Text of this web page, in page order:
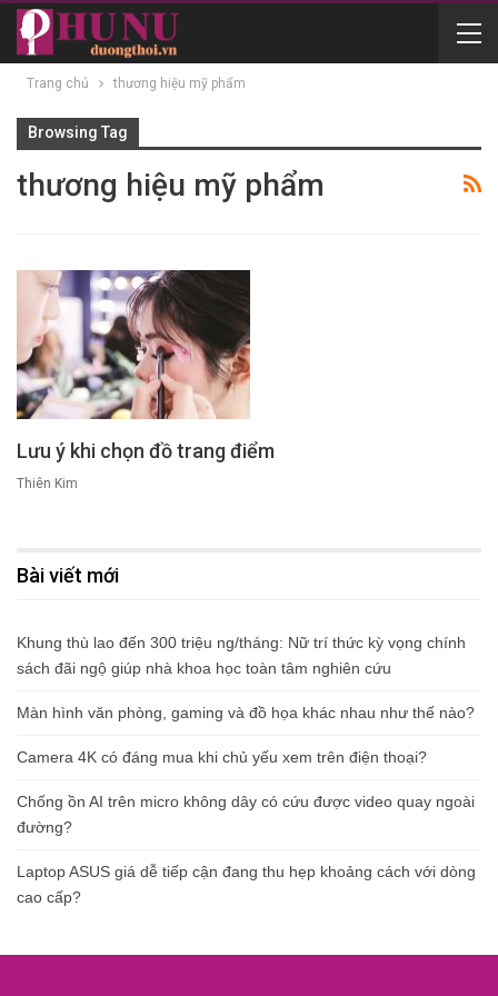
Trang chủ thương hiệu mỹ phẩm
Browsing Tag
thương hiệu mỹ phẩm
Lưu ý khi chọn đồ trang điểm
Thiên Kim
Bài viết mới
Khung thù lao đến 300 triệu ng/tháng: Nữ trí thức kỳ vọng chính
sách đãi ngộ giúp nhà khoa học toàn tâm nghiên cứu
Màn hình văn phòng, gaming và đồ họa khác nhau như thế nào?
Camera 4K có đáng mua khi chủ yếu xem trên điện thoại?
Chống ồn AI trên micro không dây có cứu được video quay ngoài
đường?
Laptop ASUS giá dễ tiếp cận đang thu hẹp khoảng cách với dòng
cao cấp?